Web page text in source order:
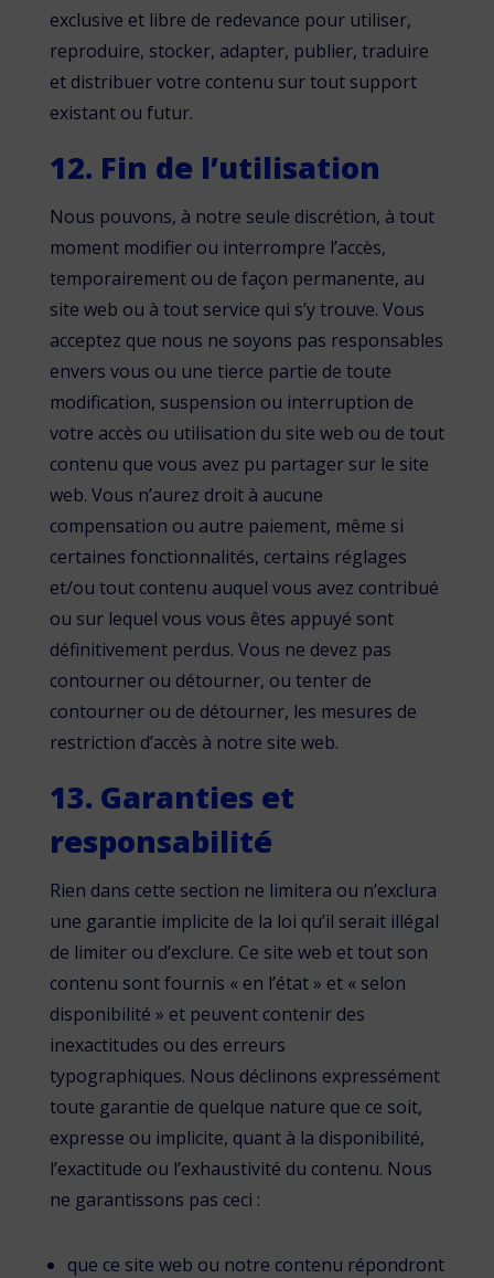
exclusive et libre de redevance pour utiliser,
reproduire, stocker, adapter, publier, traduire
et distribuer votre contenu sur tout support
existant ou futur.
12. Fin de l’utilisation
Nous pouvons, à notre seule discrétion, à tout
moment modifier ou interrompre l’accès,
temporairement ou de façon permanente, au
site web ou à tout service qui s’y trouve. Vous
acceptez que nous ne soyons pas responsables
envers vous ou une tierce partie de toute
modification, suspension ou interruption de
votre accès ou utilisation du site web ou de tout
contenu que vous avez pu partager sur le site
web. Vous n’aurez droit à aucune
compensation ou autre paiement, même si
certaines fonctionnalités, certains réglages
et/ou tout contenu auquel vous avez contribué
ou sur lequel vous vous êtes appuyé sont
définitivement perdus. Vous ne devez pas
contourner ou détourner, ou tenter de
contourner ou de détourner, les mesures de
restriction d’accès à notre site web.
13. Garanties et
responsabilité
Rien dans cette section ne limitera ou n’exclura
une garantie implicite de la loi qu’il serait illégal
de limiter ou d’exclure. Ce site web et tout son
contenu sont fournis « en l’état » et « selon
disponibilité » et peuvent contenir des
inexactitudes ou des erreurs
typographiques. Nous déclinons expressément
toute garantie de quelque nature que ce soit,
expresse ou implicite, quant à la disponibilité,
l’exactitude ou l’exhaustivité du contenu. Nous
ne garantissons pas ceci :
que ce site web ou notre contenu répondront